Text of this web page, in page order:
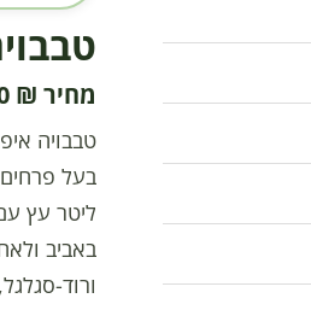
טבבויה
₪
ליטר עץ
באביב
ורוד-